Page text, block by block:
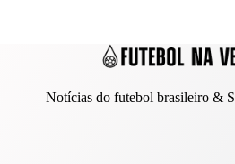
Notícias do futebol brasileiro &